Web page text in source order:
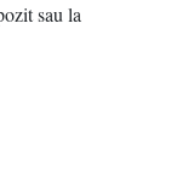
sau la